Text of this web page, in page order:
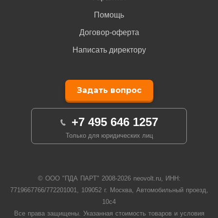
Помощь
Договор-оферта
Написать директору
Задать вопрос
+7 495 646 1257
Только для юридических лиц
© ООО "ПДА ПАРТ" 2008-2026neovolt.ru, ИНН:
7719667766/772201001, 109052 г. Москва, Автомобильный проезд,
10с4
Все права защищены. Указанная стоимость товаров и условия